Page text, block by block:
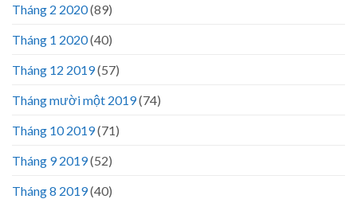
Tháng 2 2020(89)
Tháng 1 2020(40)
Tháng 12 2019(57)
Tháng mười một 2019(74)
Tháng 10 2019(71)
Tháng 9 2019(52)
Tháng 8 2019(40)